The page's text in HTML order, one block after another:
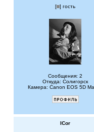
[ ] гость
Сообщения: 2
Откуда: Солигорск
Камера: Canon EOS 5D
ICor